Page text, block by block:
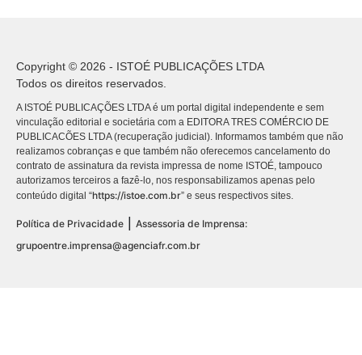
Copyright © 2026 - ISTOÉ PUBLICAÇÕES LTDA
Todos os direitos reservados.
A ISTOÉ PUBLICAÇÕES LTDA é um portal digital independente e sem
vinculação editorial e societária com a EDITORA TRES COMÉRCIO DE
PUBLICACÕES LTDA (recuperação judicial). Informamos também que não
realizamos cobranças e que também não oferecemos cancelamento do
contrato de assinatura da revista impressa de nome ISTOÉ, tampouco
autorizamos terceiros a fazê-lo, nos responsabilizamos apenas pelo
conteúdo digital “https://istoe.com.br” e seus respectivos sites.
Política de Privacidade
Assessoria de Imprensa:
grupoentre.imprensa@agenciafr.com.br